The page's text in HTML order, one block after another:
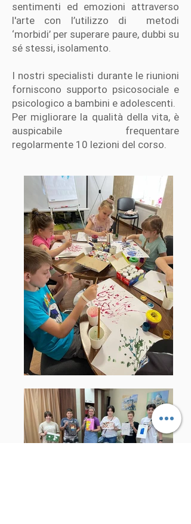
sentimenti ed emozioni attraverso
l'arte con l’utilizzo di metodi
‘morbidi’ per superare paure, dubbi su
sé stessi, isolamento.
I nostri specialisti durante le riunioni
forniscono supporto psicosociale e
psicologico a bambini e adolescenti.
Per migliorare la qualità della vita, è
auspicabile frequentare
regolarmente 10 lezioni del corso.